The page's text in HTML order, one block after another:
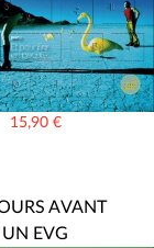
15,90 €
AVANT
UN EVG